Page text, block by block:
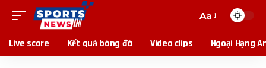
Aa
Live score Kết quả bóng đá Video clips Ngoại Hạng